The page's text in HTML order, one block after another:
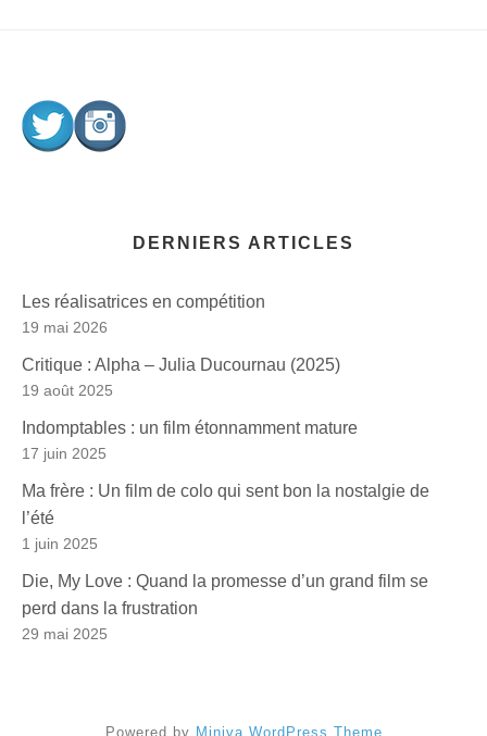
DERNIERS ARTICLES
Les réalisatrices en compétition
19 mai 2026
Critique : Alpha – Julia Ducournau (2025)
19 août 2025
Indomptables : un film étonnamment mature
17 juin 2025
Ma frère : Un film de colo qui sent bon la nostalgie de
l’été
1 juin 2025
Die, My Love : Quand la promesse d’un grand film se
perd dans la frustration
29 mai 2025
Powered by Miniva WordPress Theme